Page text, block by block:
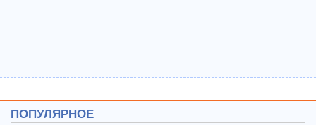
ПОПУЛЯРНОЕ